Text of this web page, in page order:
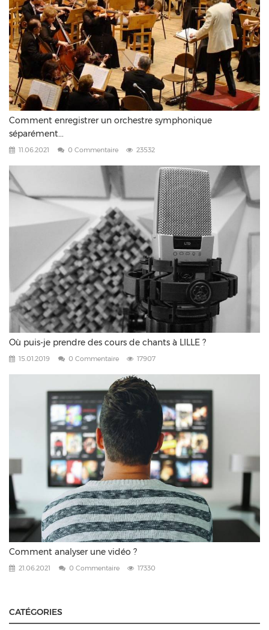
Comment enregistrer un orchestre symphonique
séparément...
11.06.2021 0 Commentaire 23532
Où puis-je prendre des cours de chants à LILLE ?
15.01.2019 0 Commentaire 17907
Comment analyser une vidéo ?
21.06.2021 0 Commentaire 17330
CATÉGORIES